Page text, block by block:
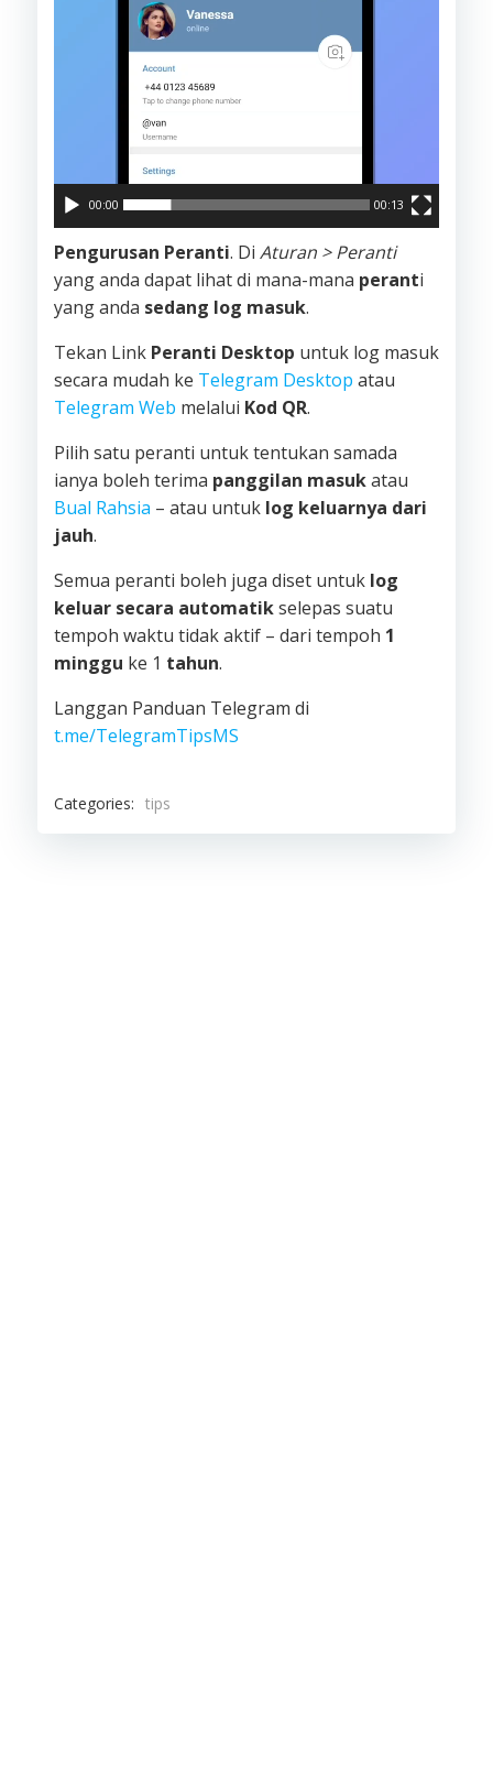
00:00 00:13
Pengurusan Peranti. Di Aturan > Peranti
yang anda dapat lihat di mana-mana peranti
yang anda sedang log masuk.
Tekan Link Peranti Desktop untuk log masuk
secara mudah ke Telegram Desktop atau
Telegram Web melalui Kod QR.
Pilih satu peranti untuk tentukan samada
ianya boleh terima panggilan masukatau
Bual Rahsia – atau untuk log keluarnya dari
jauh.
Semua peranti boleh juga diset untuk log
keluar secara automatikselepas suatu
tempoh waktu tidak aktif – dari tempoh 1
minggu ke 1 tahun.
Langgan Panduan Telegram di
t.me/TelegramTipsMS
Categories: tips